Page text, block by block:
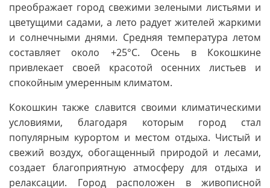
преображает город свежими зелеными листьями и
цветущими садами, а лето радует жителей жаркими
и солнечными днями. Средняя температура летом
составляет около +25°C. Осень в Кокошкине
привлекает своей красотой осенних листьев и
спокойным умеренным климатом.
Кокошкин также славится своими климатическими
условиями, благодаря которым город стал
популярным курортом и местом отдыха. Чистый и
свежий воздух, обогащенный природой и лесами,
создает благоприятную атмосферу для отдыха и
релаксации. Город расположен в живописной